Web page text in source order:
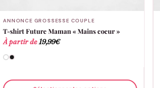
ANNONCE GROSSESSE COUPLE
T-shirt Future Maman « Mains coeur »
À partir de 19,99€